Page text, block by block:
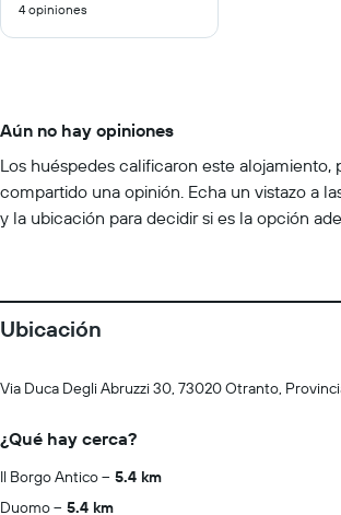
10
4 opiniones
Aún no hay opiniones
Los huéspedes calificaron este alojamiento,
compartido una opinión. Echa un vistazo a
y la ubicación para decidir si es la opción
Ubicación
Via Duca Degli Abruzzi 30, 73020 Otranto,
¿Qué hay cerca?
Il Borgo Antico
5.4 km
Duomo
5.4 km